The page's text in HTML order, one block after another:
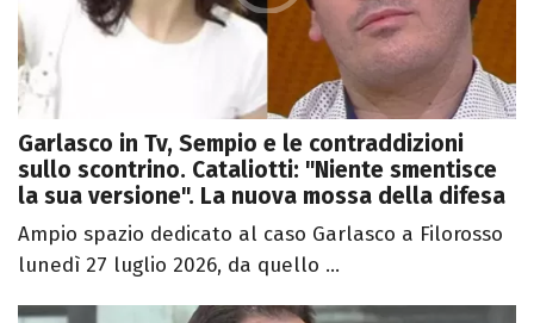
Garlasco in Tv, Sempio e le contraddizioni
sullo scontrino. Cataliotti: "Niente smentisce
la sua versione". La nuova mossa della difesa
Ampio spazio dedicato al caso Garlasco a Filorosso
lunedì 27 luglio 2026, da quello ...